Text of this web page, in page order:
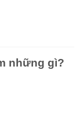
những gì?